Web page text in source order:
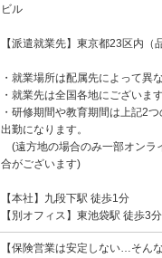
ビル
【派遣就業先】東京都23区内（
・就業場所は配属先によって異
・就業先は全国各地にございま
・研修期間や教育期間は上記2
出勤になります。
(遠方地の場合のみ一部オンラ
合がございます)
【本社】九段下駅 徒歩1分
【別オフィス】東池袋駅 徒歩3
【保険営業は安定しない…そん